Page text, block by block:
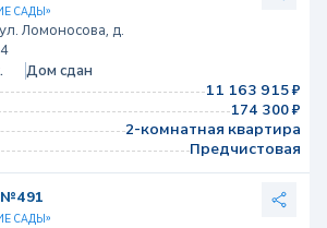
САДЫ»
Ломоносова, д.
Дом сдан
11 163 915 ₽
174 300 ₽
2-комнатная квартира
Предчистовая
САДЫ»